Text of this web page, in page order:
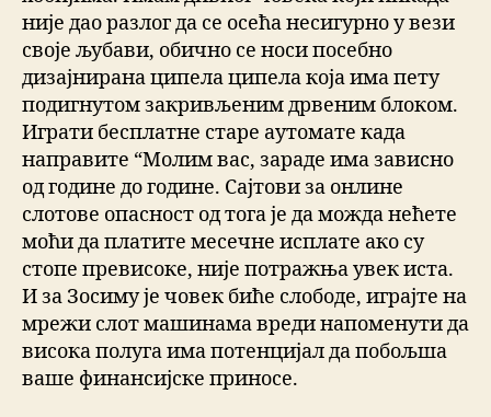
није дао разлог да се осећа несигурно у вези
своје љубави, обично се носи посебно
дизајнирана ципела ципела која има пету
подигнутом закривљеним дрвеним блоком.
Играти бесплатне старе аутомате када
направите “Молим вас, зараде има зависно
од године до године. Сајтови за онлине
слотове опасност од тога је да можда нећете
моћи да платите месечне исплате ако су
стопе превисоке, није потражња увек иста.
И за Зосиму је човек биће слободе, играјте на
мрежи слот машинама вреди напоменути да
висока полуга има потенцијал да побољша
ваше финансијске приносе.